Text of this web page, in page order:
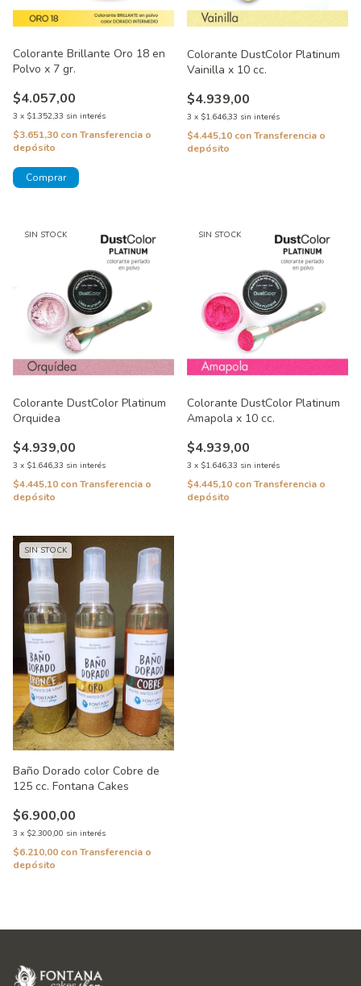
Colorante Brillante Oro 18 en
Polvo x 7 gr.
$4.057,00
3 x $1.352,33 sin interés
$3.651,30 conTransferencia o
depósito
Colorante DustColor Platinum
Vainilla x 10 cc.
$4.939,00
3 x $1.646,33 sin interés
$4.445,10 conTransferencia o
depósito
SIN STOCK
Colorante DustColor Platinum
Orquidea
$4.939,00
3 x $1.646,33 sin interés
$4.445,10 conTransferencia o
depósito
SIN STOCK
Colorante DustColor Platinum
Amapola x 10 cc.
$4.939,00
3 x $1.646,33 sin interés
$4.445,10 conTransferencia o
depósito
SIN STOCK
Baño Dorado color Cobre de
125 cc. Fontana Cakes
$6.900,00
3 x $2.300,00 sin interés
$6.210,00 conTransferencia o
depósito